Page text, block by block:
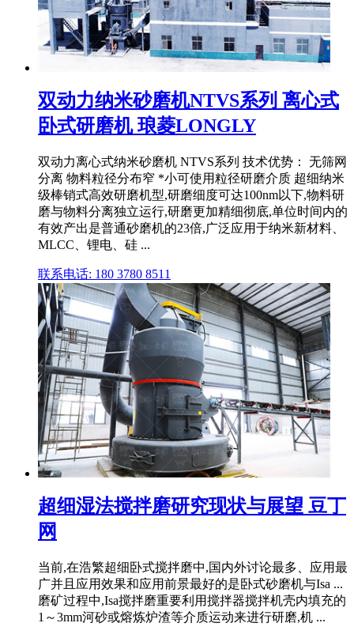
双动力纳米砂磨机NTVS系列 离心式
卧式研磨机 琅菱LONGLY
双动力离心式纳米砂磨机 NTVS系列 技术优势： 无筛网
分离 物料粒径分布窄 *小可使用粒径研磨介质 超细纳米
级棒销式高效研磨机型,研磨细度可达100nm以下,物料研
磨与物料分离独立运行,研磨更加精细彻底,单位时间内的
有效产出是普通砂磨机的23倍,广泛应用于纳米新材料、
MLCC、锂电、硅 ...
联系电话: 180 3780 8511
超细湿法搅拌磨研究现状与展望 豆丁
网
当前,在浩繁超细卧式搅拌磨中,国内外讨论最多、应用最
广并且应用效果和应用前景最好的是卧式砂磨机与Isa ...
磨矿过程中,Isa搅拌磨重要利用搅拌器搅拌机壳内填充的
1～3mm河砂或熔炼炉渣等介质运动来进行研磨,机 ...